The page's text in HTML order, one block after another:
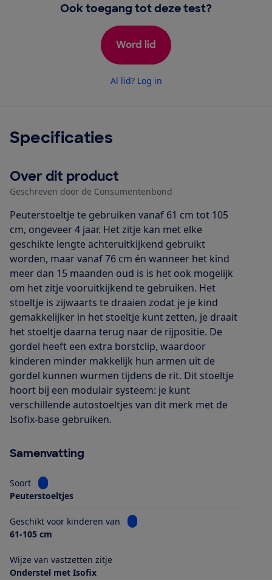
Ook toegang tot deze test?
Word lid
Al lid? Log in
Specificaties
Over dit product
Geschreven door de Consumentenbond
Peuterstoeltje te gebruiken vanaf 61 cm tot 105
cm, ongeveer 4 jaar. Het zitje kan met elke
geschikte lengte achteruitkijkend gebruikt
worden, maar vanaf 76 cm én wanneer het kind
meer dan 15 maanden oud is is het ook mogelijk
om het zitje vooruitkijkend te gebruiken. Het
stoeltje is zijwaarts te draaien zodat je je kind
gemakkelijker in het stoeltje kunt zetten, je draait
het stoeltje daarna terug naar de rijpositie. De
gordel heeft een extra borstclip, waardoor
kinderen minder makkelijk hun armen uit de
gordel kunnen wurmen tijdens de rit. Dit stoeltje
hoort bij een modulair systeem: je kunt
verschillende autostoeltjes van dit merk met de
Isofix-base gebruiken.
Samenvatting
Soort
Bekijk informatie voor Soort
Peuterstoeltjes
Geschikt voor kinderen van
Bekijk informatie voor Geschikt
61-105 cm
Wijze van vastzetten zitje
Onderstel met Isofix